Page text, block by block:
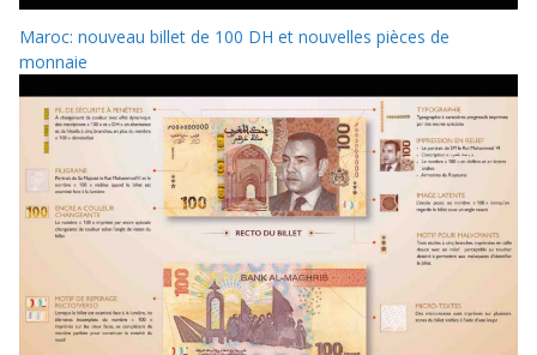
Maroc: nouveau billet de 100 DH et nouvelles pièces de
monnaie